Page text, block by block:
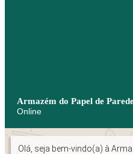
Armazém do Papel de
Online
Olá, seja bem-vindo(a) à